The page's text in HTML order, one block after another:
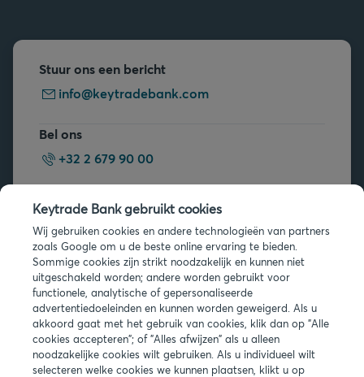
Stuur ons een bericht
info@keytradebank.com
Bel ons
+32 2 679 90 00
Veelgestelde vragen
Juridische info
Privacy
Keytrade Bank gebruikt cookies
Wij gebruiken cookies en andere technologieën van partners
zoals Google om u de beste online ervaring te bieden.
Sommige cookies zijn strikt noodzakelijk en kunnen niet
uitgeschakeld worden; andere worden gebruikt voor
functionele, analytische of gepersonaliseerde
advertentiedoeleinden en kunnen worden geweigerd. Als u
akkoord gaat met het gebruik van cookies, klik dan op "Alle
cookies accepteren"; of "Alles afwijzen" als u alleen
noodzakelijke cookies wilt gebruiken. Als u individueel wilt
selecteren welke cookies we kunnen plaatsen, klikt u op